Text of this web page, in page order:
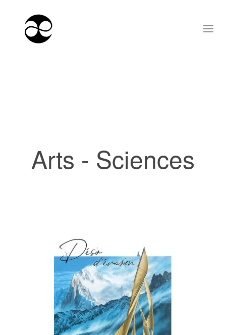
Arts - Sciences